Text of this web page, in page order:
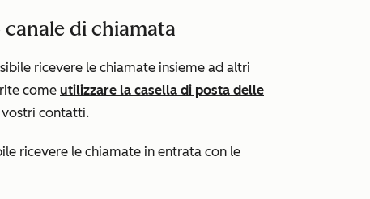
di chiamata
ricevere le chiamate insieme ad altri
come utilizzare la casella di posta delle
vostri contatti.
ricevere le chiamate in entrata con le